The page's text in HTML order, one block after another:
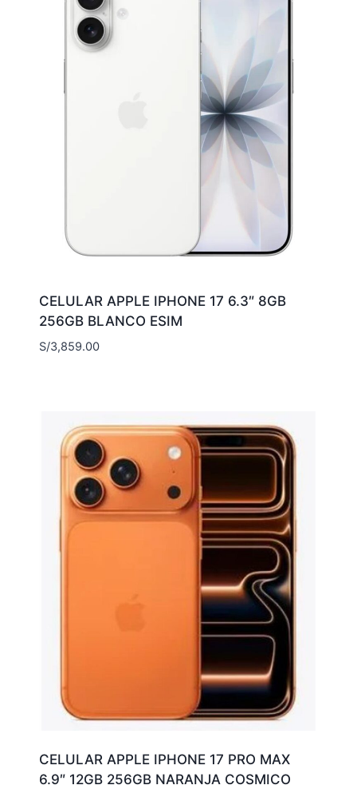
CELULAR APPLE IPHONE 17 6.3″ 8GB
256GB BLANCO ESIM
S/3,859.00
CELULAR APPLE IPHONE 17 PRO MAX
6.9″ 12GB 256GB NARANJA COSMICO